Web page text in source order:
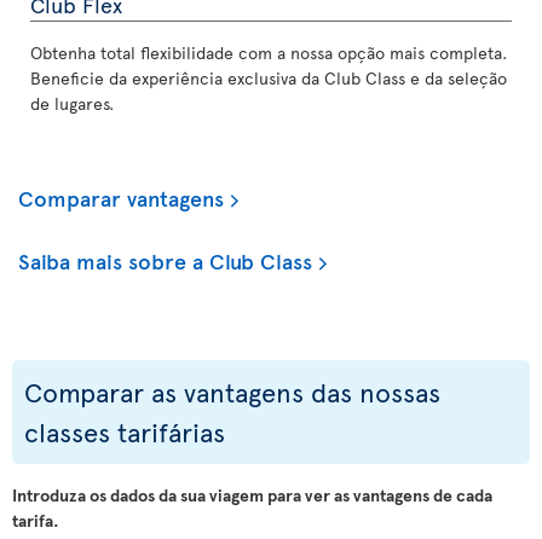
Obtenha total flexibilidade com a nossa opção mais completa.
Beneficie da experiência exclusiva da Club Class e da seleção
de lugares.
Comparar vantagens
Saiba mais sobre a Club Class
Comparar as vantagens das nossas
classes tarifárias
Introduza os dados da sua viagem para ver as vantagens de cada
tarifa.